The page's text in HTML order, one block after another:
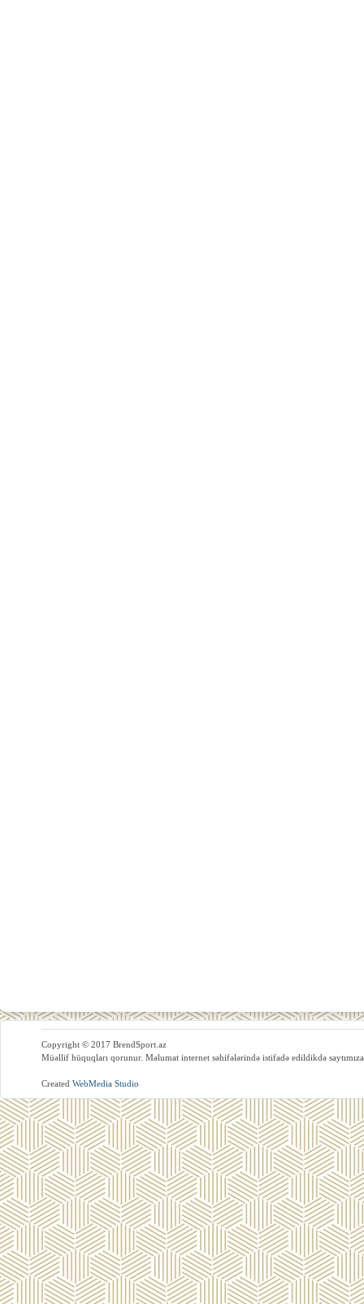
Copyright © 2017 BrendSport.az
Müəllif hüquqları qorunur. Məlumat internet səhifələrində istifadə edildikdə
Created WebMedia Studio